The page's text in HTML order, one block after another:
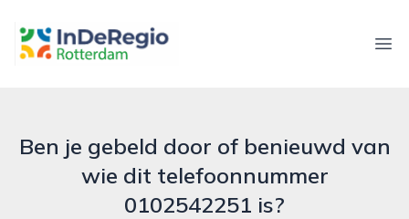
inderegiorotterdam.nl
Ben je gebeld door of benieuwd van
wie dit telefoonnummer
0102542251 is?